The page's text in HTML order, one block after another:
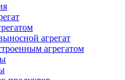
агрегат
агрегатом